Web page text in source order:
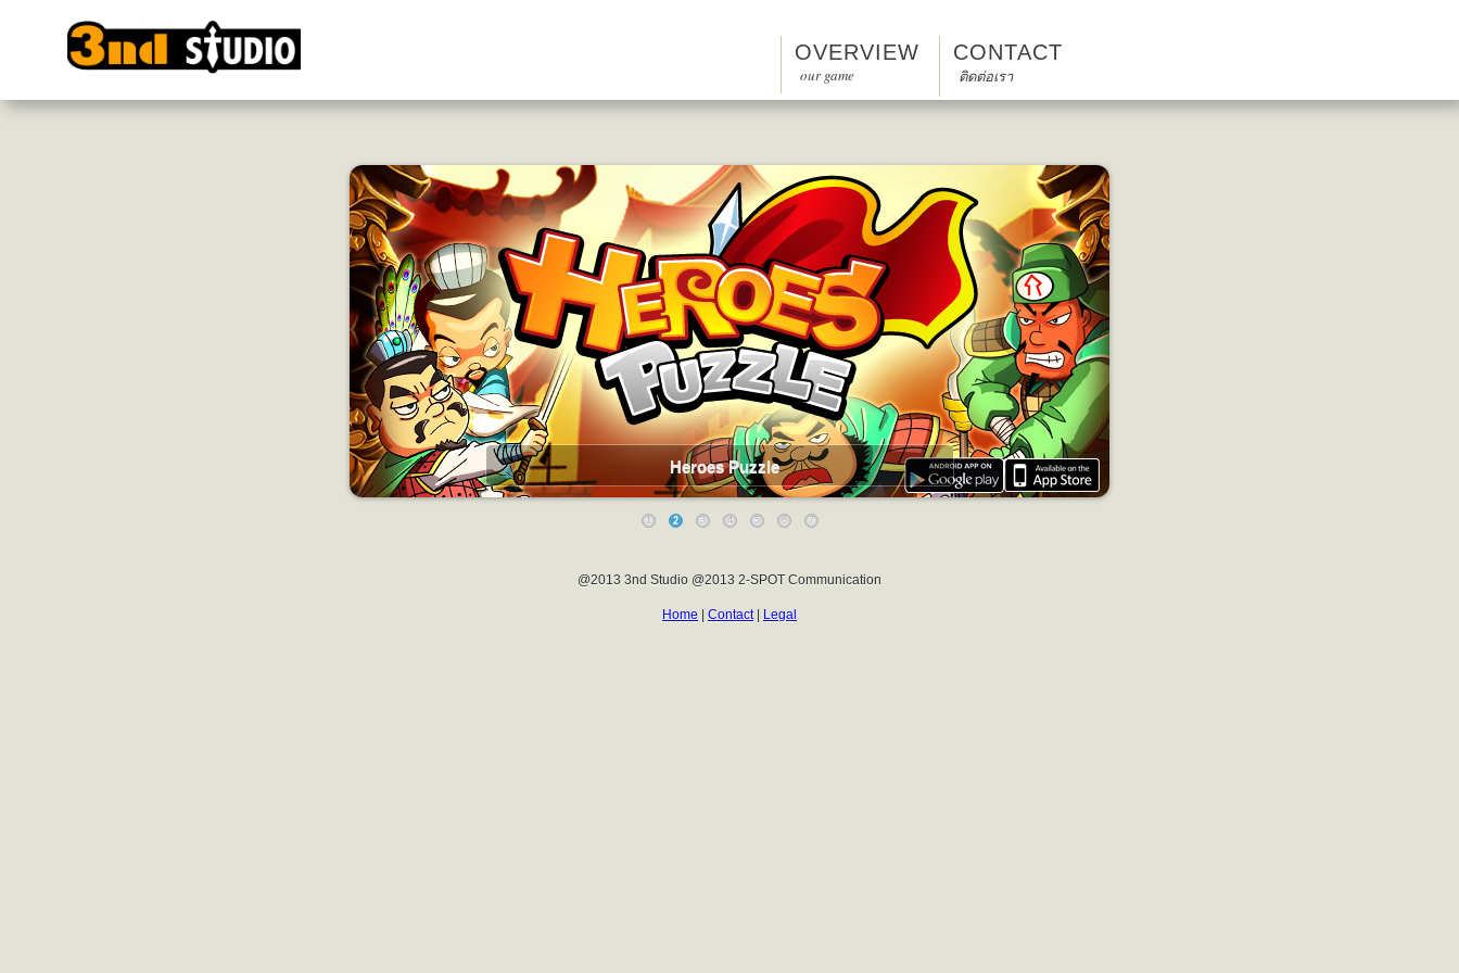
OVERVIEW
our game
CONTACT
ติดต่อเรา
Ride A Bike
1 2 3 4 5 6 7
@2013 3nd Studio @2013 2-SPOT Communication
Home Contact| Legal